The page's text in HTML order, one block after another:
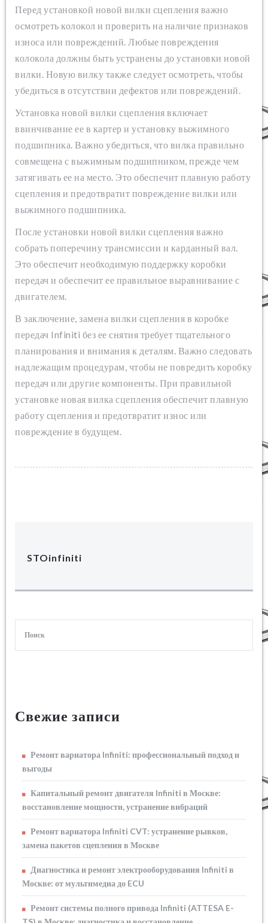
Перед установкой новой вилки сцепления важно
осмотреть колокол и проверить на наличие признаков
износа или повреждений. Любые повреждения
колокола должны быть устранены до установки новой
вилки. Новую вилку также следует осмотреть, чтобы
убедиться в отсутствии дефектов или повреждений.
Установка новой вилки сцепления включает
ввинчивание ее в картер и установку выжимного
подшипника. Важно убедиться, что вилка правильно
совмещена с выжимным подшипником, прежде чем
затягивать ее на место. Это обеспечит плавную работу
сцепления и предотвратит повреждение вилки или
выжимного подшипника.
После установки новой вилки сцепления важно
собрать поперечину трансмиссии и карданный вал.
Это обеспечит необходимую поддержку коробки
передач и обеспечит ее правильное выравнивание с
двигателем.
В заключение, замена вилки сцепления в коробке
передач Infiniti без ее снятия требует тщательного
планирования и внимания к деталям. Важно следовать
надлежащим процедурам, чтобы не повредить коробку
передач или другие компоненты. При правильной
установке новая вилка сцепления обеспечит плавную
работу сцепления и предотвратит износ или
повреждение в будущем.
STOinfiniti
Свежие записи
Ремонт вариатора Infiniti: профессиональный подход и
выгоды
Капитальный ремонт двигателя Infiniti в Москве:
восстановление мощности, устранение вибраций
Ремонт вариатора Infiniti CVT: устранение рывков,
замена пакетов сцепления в Москве
Диагностика и ремонт электрооборудования Infiniti в
Москве: от мультимедиа до ECU
Ремонт системы полного привода Infiniti (ATTESA E-